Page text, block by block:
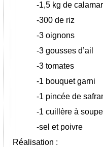
-1,5 kg de
-300 de riz
-3 oignons
-3 gousses d’ail
-3 tomates
-1 bouquet garni
-1 pincée de
-1 cuillère à
-sel et poivre
Réalisation :